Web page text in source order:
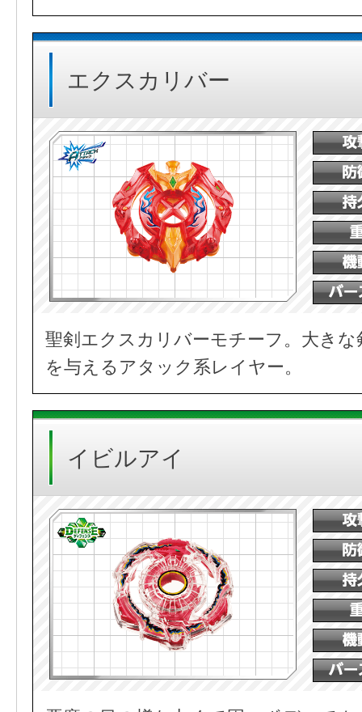
エクスカリバー
聖剣エクスカリバーモチーフ。大き
を与えるアタック系レイヤー。
イビルアイ